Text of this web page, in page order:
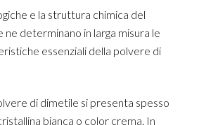
e la struttura chimica del
determinano in larga misura le
essenziali della polvere di
di dimetile si presenta spesso
bianca o color crema. In